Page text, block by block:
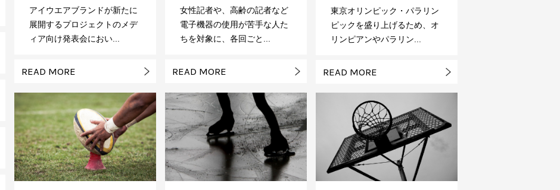
アイウエアブランドが新たに
展開するプロジェクトのメデ
ィア向け発表会におい...
READ MORE
女性記者や、高齢の記者など
電子機器の使用が苦手な人た
ちを対象に、各回ごと...
READ MORE
東京オリンピック・パラリン
ピックを盛り上げるため、オ
リンピアンやパラリン...
READ MORE